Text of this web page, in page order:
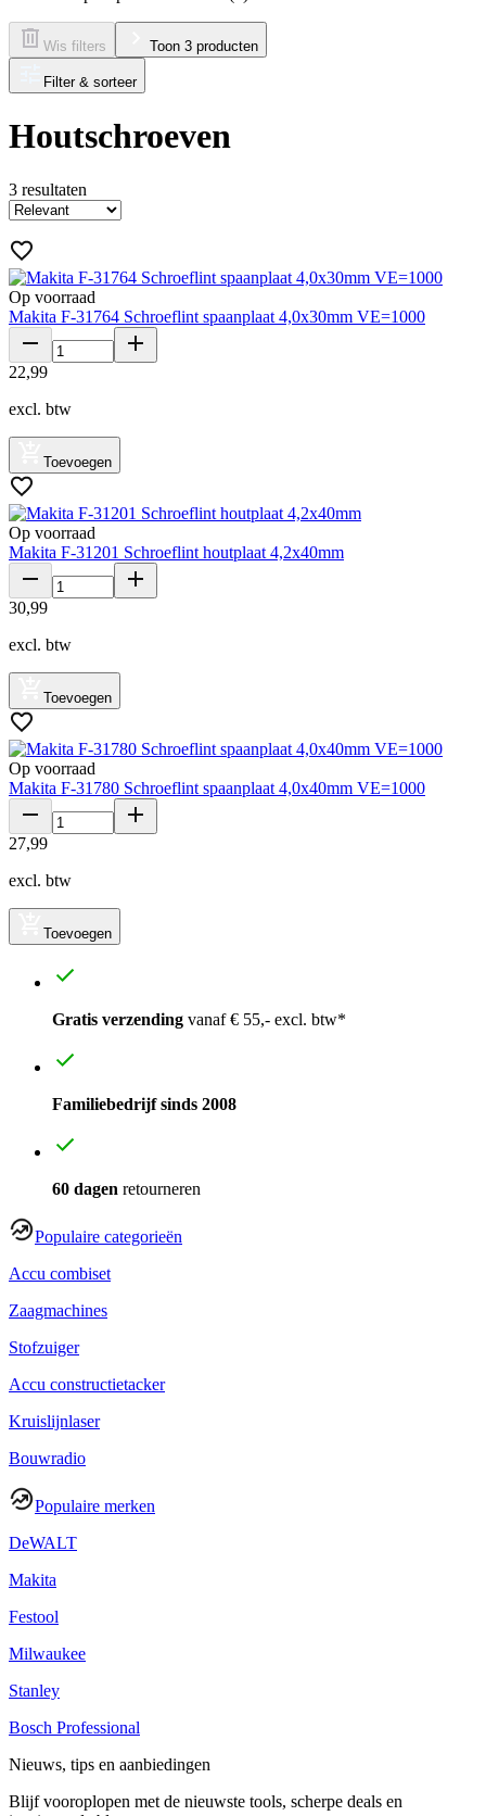
Wis filters Toon 3 producten
Filter & sorteer
Houtschroeven
3 resultaten
Op voorraad
Makita F-31764 Schroeflint spaanplaat 4,0x30mm VE=1000
22,99
excl. btw
Toevoegen
Op voorraad
Makita F-31201 Schroeflint houtplaat 4,2x40mm
30,99
excl. btw
Toevoegen
Op voorraad
Makita F-31780 Schroeflint spaanplaat 4,0x40mm VE=1000
27,99
excl. btw
Toevoegen
Gratis verzending vanaf € 55,- excl. btw*
Familiebedrijf sinds 2008
60 dagen retourneren
Populaire categorieën
Accu combiset
Zaagmachines
Stofzuiger
Accu constructietacker
Kruislijnlaser
Bouwradio
Populaire merken
DeWALT
Makita
Festool
Milwaukee
Stanley
Bosch Professional
Nieuws, tips en aanbiedingen
Blijf vooroplopen met de nieuwste tools, scherpe deals en